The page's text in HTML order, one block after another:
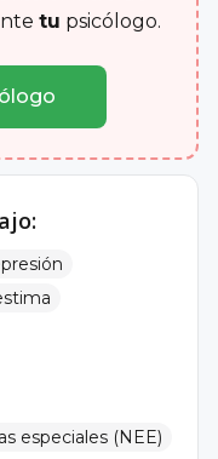
tu psicólogo.
especiales (NEE)